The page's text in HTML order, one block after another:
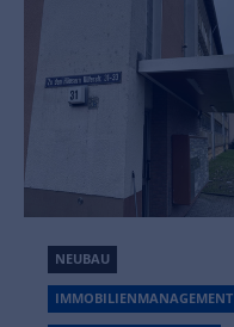
NEUBAU
IMMOBILIENMANAGEMENT